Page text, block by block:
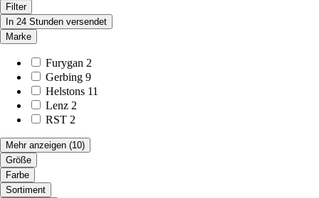
Filter
In 24 Stunden versendet
Marke
Furygan 2
Gerbing 9
Helstons 11
Lenz 2
RST 2
Mehr anzeigen (10)
Größe
Farbe
Sortiment